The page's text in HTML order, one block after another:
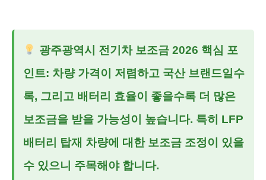
광주광역시 전기차 보조금 2026 핵심 포
인트: 차량 가격이 저렴하고 국산 브랜드일수
록, 그리고 배터리 효율이 좋을수록 더 많은
보조금을 받을 가능성이 높습니다. 특히 LFP
배터리 탑재 차량에 대한 보조금 조정이 있을
수 있으니 주목해야 합니다.